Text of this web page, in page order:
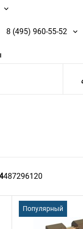
8 (495) 960-55-52
487296120
Популярный